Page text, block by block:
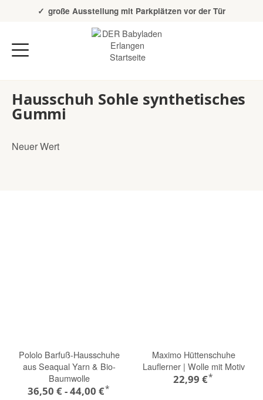
Über 20 Jahre Erfahrung
große Ausstellung mit Parkplätzen vor der Tür
Hausschuh Sohle synthetisches
Gummi
Neuer Wert
Pololo Barfuß-Hausschuhe
aus Seaqual Yarn & Bio-
Baumwolle
36,50 € -44,00 €*
Maximo Hüttenschuhe
Lauflerner | Wolle mit Motiv
22,99 €*